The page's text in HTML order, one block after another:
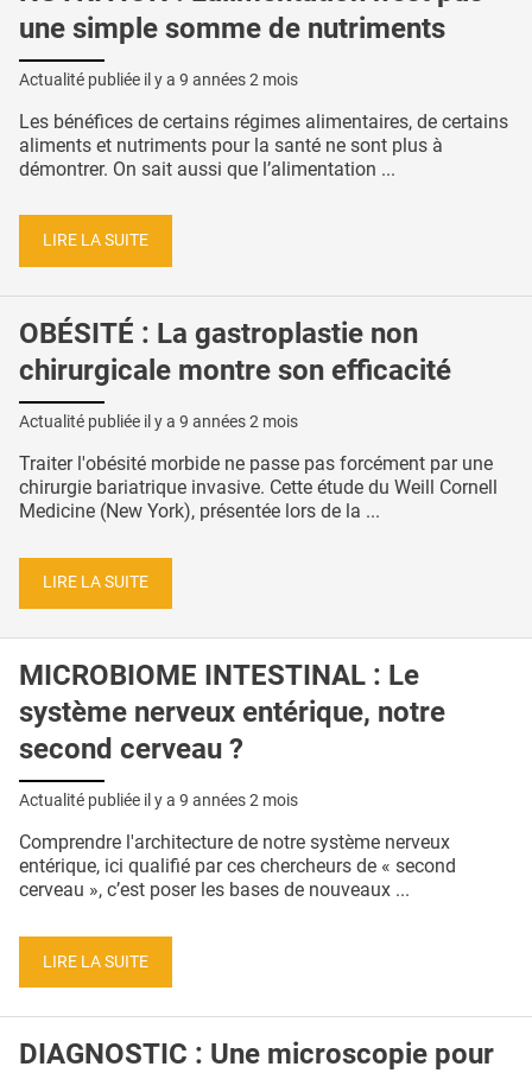
une simple somme de nutriments
Actualité publiée il y a 9 années 2 mois
Les bénéfices de certains régimes alimentaires, de certains
aliments et nutriments pour la santé ne sont plus à
démontrer. On sait aussi que l’alimentation ...
LIRE LA SUITE
OBÉSITÉ : La gastroplastie non
chirurgicale montre son efficacité
Actualité publiée il y a 9 années 2 mois
Traiter l'obésité morbide ne passe pas forcément par une
chirurgie bariatrique invasive. Cette étude du Weill Cornell
Medicine (New York), présentée lors de la ...
LIRE LA SUITE
MICROBIOME INTESTINAL : Le
système nerveux entérique, notre
second cerveau ?
Actualité publiée il y a 9 années 2 mois
Comprendre l'architecture de notre système nerveux
entérique, ici qualifié par ces chercheurs de « second
cerveau », c’est poser les bases de nouveaux ...
LIRE LA SUITE
DIAGNOSTIC : Une microscopie pour